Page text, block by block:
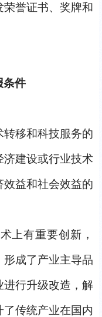
誉证书、奖牌和
条件
移和科技服务的
济建设或行业技术
益和社会效益的
上有重要创新，
成了产业主导品
进行升级改造，解
传统产业在国内